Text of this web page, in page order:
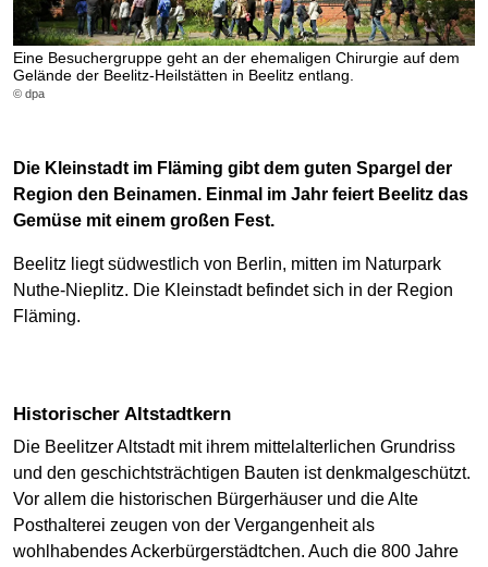
Eine Besuchergruppe geht an der ehemaligen Chirurgie auf dem
Gelände der Beelitz-Heilstätten in Beelitz entlang.
© dpa
Die Kleinstadt im Fläming gibt dem guten Spargel der
Region den Beinamen. Einmal im Jahr feiert Beelitz das
Gemüse mit einem großen Fest.
Beelitz liegt südwestlich von Berlin, mitten im Naturpark
Nuthe-Nieplitz. Die Kleinstadt befindet sich in der Region
Fläming.
Historischer Altstadtkern
Die Beelitzer Altstadt mit ihrem mittelalterlichen Grundriss
und den geschichtsträchtigen Bauten ist denkmalgeschützt.
Vor allem die historischen Bürgerhäuser und die Alte
Posthalterei zeugen von der Vergangenheit als
wohlhabendes Ackerbürgerstädtchen. Auch die 800 Jahre